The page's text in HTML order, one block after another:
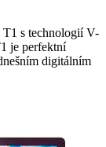
T1 s technologií V-
je perfektní
digitálním